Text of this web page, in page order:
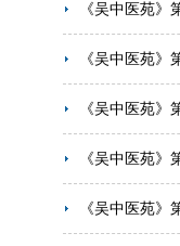
《吴中医苑》
《吴中医苑》
《吴中医苑》
《吴中医苑》
《吴中医苑》